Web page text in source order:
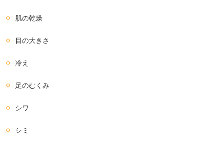
肌の乾燥
目の大きさ
冷え
足のむくみ
シワ
シミ